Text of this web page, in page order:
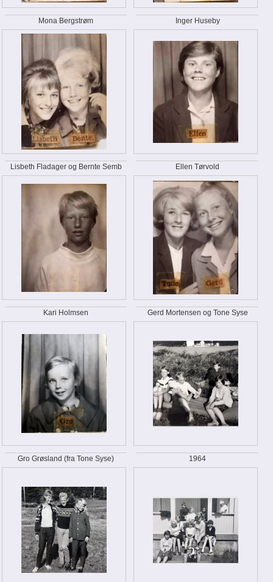
Mona Bergstrøm Inger Huseby
Lisbeth Fladager og Bernte Semb Ellen Tørvold
Kari Holmsen Gerd Mortensen og Tone Syse
Gro Grøsland (fra Tone Syse) 1964